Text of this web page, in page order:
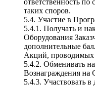
таких споров.
5.4. Участие в
5.4.1. Получать и
Оборудования
дополнительные
Акций,
5.4.2. Обменивать
Вознаграждения на
5.4.3. Участвовать